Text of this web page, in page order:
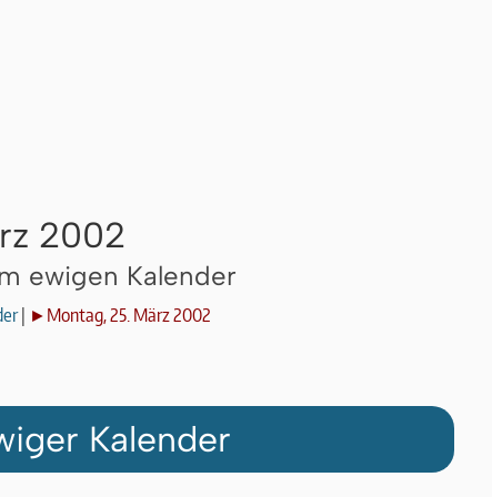
2002
ewigen Kalender
| ►Montag, 25. März 2002
Kalender